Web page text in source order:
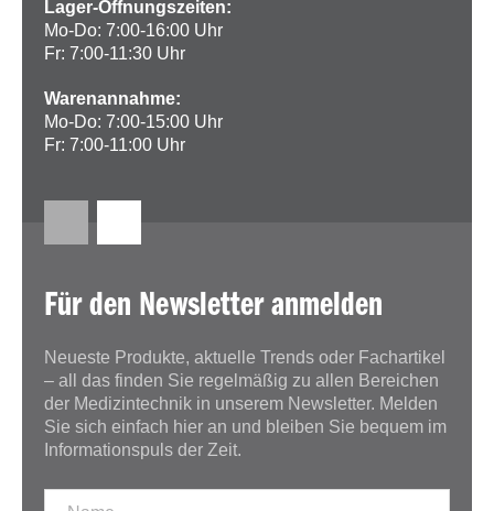
Lager-Öffnungszeiten:
Mo-Do: 7:00-16:00 Uhr
Fr: 7:00-11:30 Uhr
Warenannahme:
Mo-Do: 7:00-15:00 Uhr
Fr: 7:00-11:00 Uhr
Für den Newsletter anmelden
Neueste Produkte, aktuelle Trends oder Fachartikel
– all das finden Sie regelmäßig zu allen Bereichen
der Medizintechnik in unserem Newsletter. Melden
Sie sich einfach hier an und bleiben Sie bequem im
Informationspuls der Zeit.